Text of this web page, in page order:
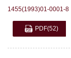
1455(1993)01-0001-8
PDF(52)